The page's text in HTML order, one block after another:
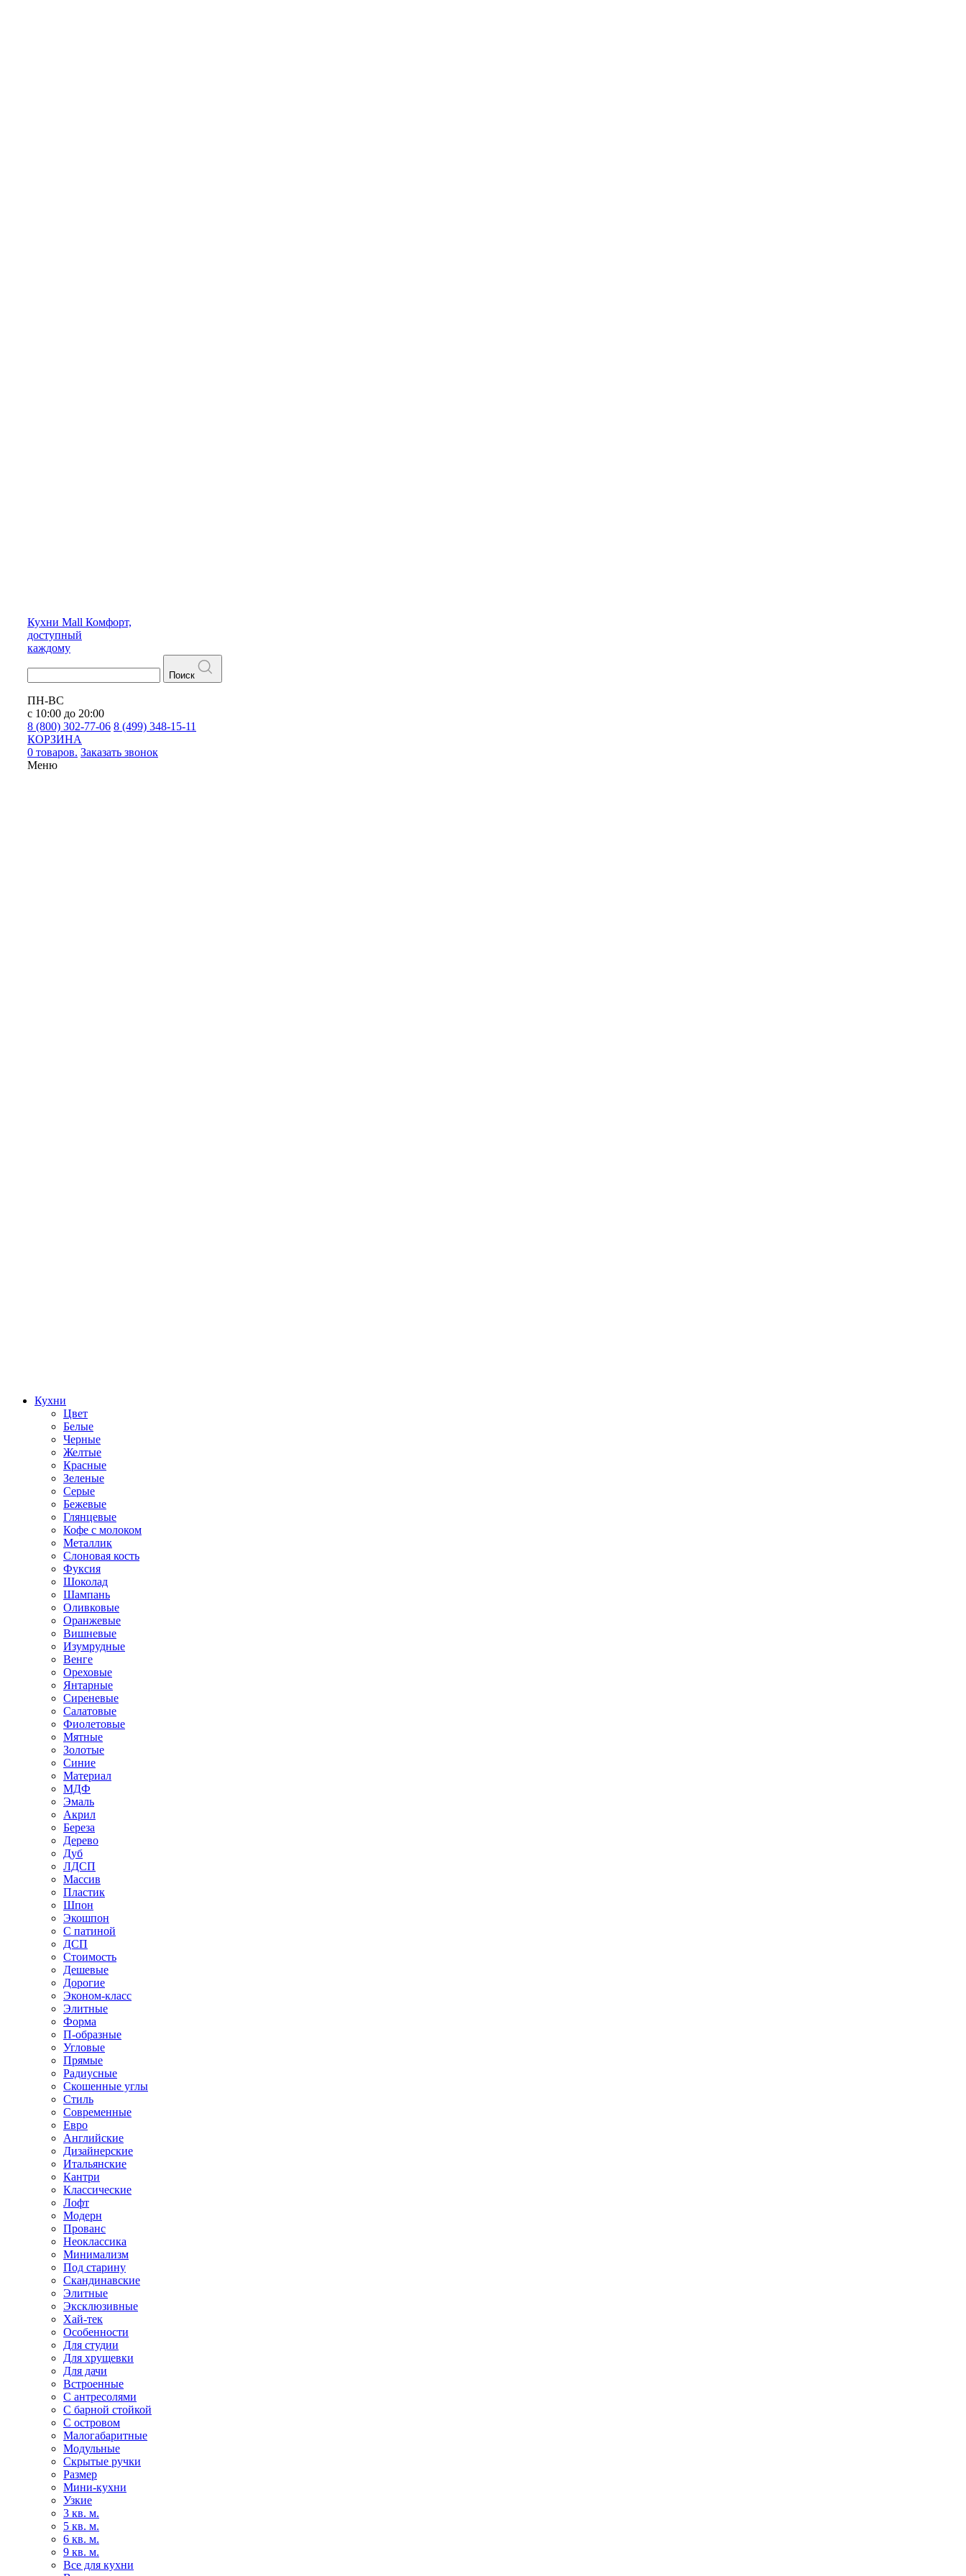
Кухни Mall Комфорт,
доступный
каждому
Поиск
ПН-ВС
с 10:00 до 20:00
8 (800) 302-77-06 8 (499) 348-15-11
КОРЗИНА
0 товаров. Заказать звонок
Меню
Кухни
Цвет
Белые
Черные
Желтые
Красные
Зеленые
Серые
Бежевые
Глянцевые
Кофе с молоком
Металлик
Слоновая кость
Фуксия
Шоколад
Шампань
Оливковые
Оранжевые
Вишневые
Изумрудные
Венге
Ореховые
Янтарные
Сиреневые
Салатовые
Фиолетовые
Мятные
Золотые
Синие
Материал
МДФ
Эмаль
Акрил
Береза
Дерево
Дуб
ЛДСП
Массив
Пластик
Шпон
Экошпон
С патиной
ДСП
Стоимость
Дешевые
Дорогие
Эконом-класс
Элитные
Форма
П-образные
Угловые
Прямые
Радиусные
Скошенные углы
Стиль
Современные
Евро
Английские
Дизайнерские
Итальянские
Кантри
Классические
Лофт
Модерн
Прованс
Неоклассика
Минимализм
Под старину
Скандинавские
Элитные
Эксклюзивные
Хай-тек
Особенности
Для студии
Для хрущевки
Для дачи
Встроенные
С антресолями
С барной стойкой
С островом
Малогабаритные
Модульные
Скрытые ручки
Размер
Мини-кухни
Узкие
3 кв. м.
5 кв. м.
6 кв. м.
9 кв. м.
Все для кухни